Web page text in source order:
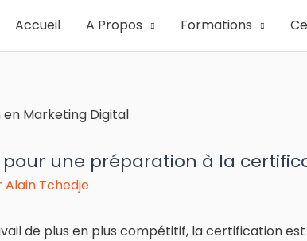
Accueil A Propos Formations
pour une préparation à la
Alain Tchedje
de plus en plus compétitif, la certification